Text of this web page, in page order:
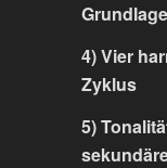
4) Vier
Zyklus
5)